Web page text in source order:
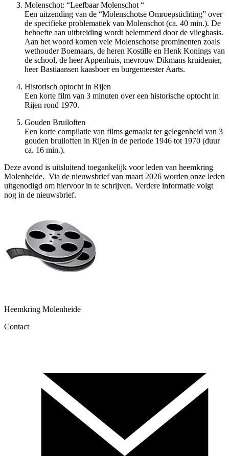
Wereldoorlog
Molenschot: “Leefbaar Molenschot “
Een uitzending van de “Molenschotse Omroepstichting” over
de specifieke problematiek van Molenschot (ca. 40 min.). De
behoefte aan uitbreiding wordt belemmerd door de vliegbasis.
Aan het woord komen vele Molenschotse prominenten zoals
wethouder Boemaars, de heren Kostille en Henk Konings van
de school, de heer Appenhuis, mevrouw Dikmans kruidenier,
heer Bastiaansen kaasboer en burgemeester Aarts.
Historisch optocht in Rijen
Een korte film van 3 minuten over een historische optocht in
Rijen rond 1970.
Gouden Bruiloften
Een korte compilatie van films gemaakt ter gelegenheid van 3
gouden bruiloften in Rijen in de periode 1946 tot 1970 (duur
ca. 16 min.).
Deze avond is uitsluitend toegankelijk voor leden van heemkring
Molenheide. Via de nieuwsbrief van maart 2026 worden onze leden
uitgenodigd om hiervoor in te schrijven. Verdere informatie volgt
nog in de nieuwsbrief.
Heemkring Molenheide
Contact